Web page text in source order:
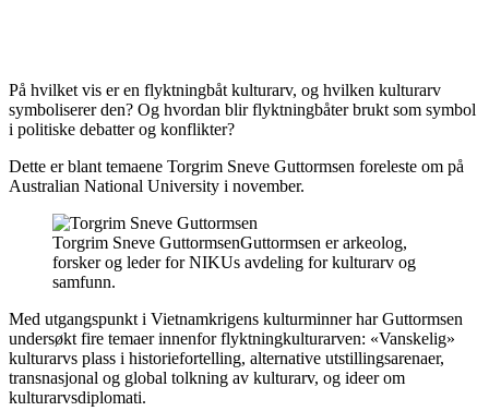
På hvilket vis er en flyktningbåt kulturarv, og hvilken kulturarv
symboliserer den? Og hvordan blir flyktningbåter brukt som symbol
i politiske debatter og konflikter?
Dette er blant temaene Torgrim Sneve Guttormsen foreleste om på
Australian National University i november.
Torgrim Sneve GuttormsenGuttormsen er arkeolog,
forsker og leder for NIKUs avdeling for kulturarv og
samfunn.
Med utgangspunkt i Vietnamkrigens kulturminner har Guttormsen
undersøkt fire temaer innenfor flyktningkulturarven: «Vanskelig»
kulturarvs plass i historiefortelling, alternative utstillingsarenaer,
transnasjonal og global tolkning av kulturarv, og ideer om
kulturarvsdiplomati.